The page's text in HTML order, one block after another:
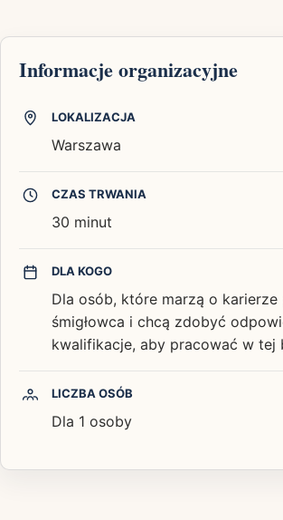
Informacje organizacyjne
LOKALIZACJA
Warszawa
CZAS TRWANIA
30 minut
DLA KOGO
Dla osób, które marzą o karierze
śmigłowca i chcą zdobyć
kwalifikacje, aby pracować w tej
LICZBA OSÓB
Dla 1 osoby